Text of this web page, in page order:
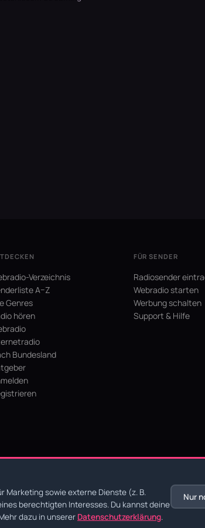
Verzeichnis
A–Z
Genres
hören
Bundesland
FÜR SENDER
Radiosender
Webradio starten
Werbung schalten
Support & Hilfe
sowie externe Dienste (z. B.
berechtigten Interesses. Du kannst deine
dazu in unserer Datenschutzerklärung.
Nur